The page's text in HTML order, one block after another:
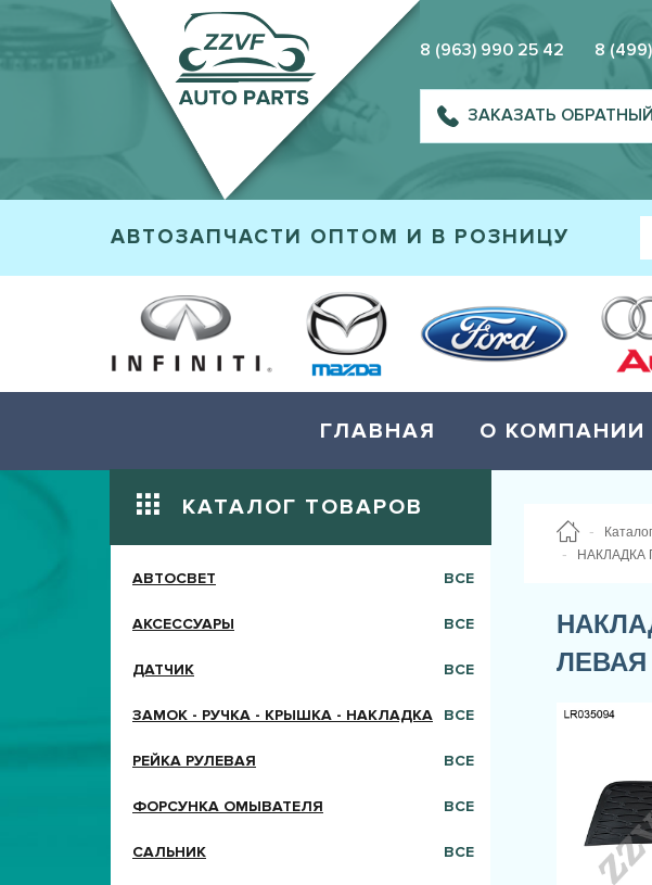
8 (963) 990 25 42 8
ЗАКАЗАТЬ
АВТОЗАПЧАСТИ ОПТОМ И В РОЗНИЦУ
ГЛАВНАЯ О КОМПАНИИ
КАТАЛОГ ТОВАРОВ
ВСЕ
АВТОСВЕТ
ВСЕ
АКСЕССУАРЫ
ВСЕ
ДАТЧИК
ВСЕ
ЗАМОК - РУЧКА - КРЫШКА - НАКЛАДКА
ВСЕ
РЕЙКА РУЛЕВАЯ
ВСЕ
ФОРСУНКА ОМЫВАТЕЛЯ
ВСЕ
САЛЬНИК
Каталог
НАКЛАДКА
ЛЕВАЯ